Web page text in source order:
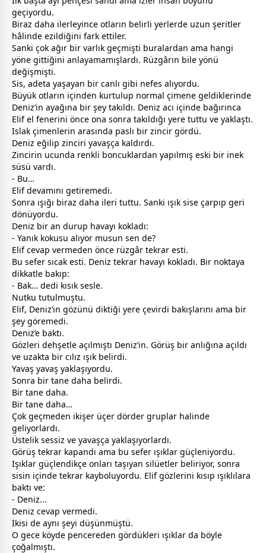
geçiyordu.
Biraz daha ilerleyince otların belirli yerlerde uzun şeritler
hâlinde ezildiğini fark ettiler.
Sanki çok ağır bir varlık geçmişti buralardan ama hangi
yöne gittiğini anlayamamışlardı. Rüzgârın bile yönü
değişmişti.
Sis, adeta yaşayan bir canlı gibi nefes alıyordu.
Büyük otların içinden kurtulup normal çimene geldiklerinde
Deniz’in ayağına bir şey takıldı. Deniz acı içinde bağırınca
Elif el fenerini önce ona sonra takıldığı yere tuttu ve yaklaştı.
Islak çimenlerin arasında paslı bir zincir gördü.
Deniz eğilip zinciri yavaşça kaldırdı.
Zincirin ucunda renkli boncuklardan yapılmış eski bir inek
süsü vardı.
- Bu…
Elif devamını getiremedi.
Sonra ışığı biraz daha ileri tuttu. Sanki ışık sise çarpıp geri
dönüyordu.
Deniz bir an durup havayı kokladı:
- Yanık kokusu alıyor musun sen de?
Elif cevap vermeden önce rüzgâr tekrar esti.
Bu sefer sıcak esti. Deniz tekrar havayı kokladı. Bir noktaya
dikkatle bakıp:
- Bak… dedi kısık sesle.
Nutku tutulmuştu.
Elif, Deniz’in gözünü diktiği yere çevirdi bakışlarını ama bir
şey göremedi.
Deniz’e baktı.
Gözleri dehşetle açılmıştı Deniz’in. Görüş bir anlığına açıldı
ve uzakta bir cılız ışık belirdi.
Yavaş yavaş yaklaşıyordu.
Sonra bir tane daha belirdi.
Bir tane daha.
Bir tane daha…
Çok geçmeden ikişer üçer dörder gruplar halinde
geliyorlardı.
Üstelik sessiz ve yavaşça yaklaşıyorlardı.
Görüş tekrar kapandı ama bu sefer ışıklar güçleniyordu.
Işıklar güçlendikçe onları taşıyan silüetler beliriyor, sonra
sisin içinde tekrar kayboluyordu. Elif gözlerini kısıp ışıklılara
baktı ve:
- Deniz...
Deniz cevap vermedi.
İkisi de aynı şeyi düşünmüştü.
O gece köyde pencereden gördükleri ışıklar da böyle
çoğalmıştı.